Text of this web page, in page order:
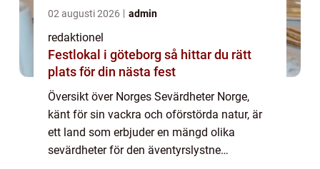
02 augusti 2026 admin
redaktionel
Festlokal i göteborg så hittar du rätt
plats för din nästa fest
Översikt över Norges Sevärdheter Norge,
känt för sin vackra och oförstörda natur, är
ett land som erbjuder en mängd olika
sevärdheter för den äventyrslystne